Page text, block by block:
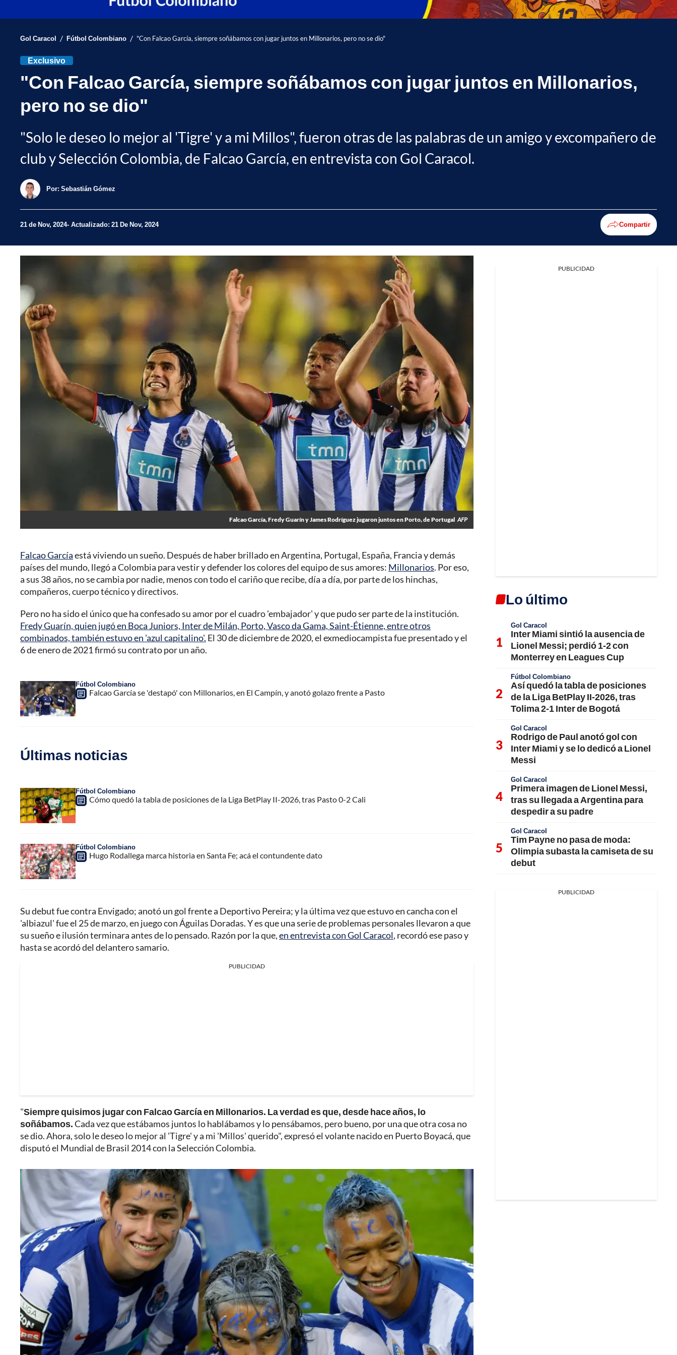
Gol Caracol / Fútbol Colombiano / "Con Falcao García, siempre soñábamos con jugar juntos en Millonarios, pero no se dio"
Exclusivo
"Con Falcao García, siempre soñábamos con jugar juntos en Millonarios,
pero no se dio"
"Solo le deseo lo mejor al 'Tigre' y a mi Millos", fueron otras de las palabras de un amigo y excompañero de
club y Selección Colombia, de Falcao García, en entrevista con Gol Caracol.
Por: Sebastián Gómez
21 de Nov, 2024 Actualizado: 21 De Nov, 2024 Compartir
Falcao García, Fredy Guarín y James Rodríguez jugaron juntos en Porto, de Portugal AFP
Falcao Garcíaestá viviendo un sueño. Después de haber brillado en Argentina, Portugal, España, Francia y demás
países del mundo, llegó a Colombia para vestir y defender los colores del equipo de sus amores: Millonarios. Por eso,
a sus 38 años, no se cambia por nadie, menos con todo el cariño que recibe, día a día, por parte de los hinchas,
compañeros, cuerpo técnico y directivos.
Pero no ha sido el único que ha confesado su amor por el cuadro 'embajador' y que pudo ser parte de la institución.
Fredy Guarín, quien jugó en Boca Juniors, Inter de Milán, Porto, Vasco da Gama, Saint-Étienne, entre otros
combinados, también estuvo en 'azul capitalino'. El 30 de diciembre de 2020, el exmediocampista fue presentado y el
6 de enero de 2021 firmó su contrato por un año.
Fútbol Colombiano
Falcao García se 'destapó' con Millonarios, en El Campín, y anotó golazo frente a Pasto
Últimas noticias
Fútbol Colombiano
Cómo quedó la tabla de posiciones de la Liga BetPlay II-2026, tras Pasto 0-2 Cali
Fútbol Colombiano
Hugo Rodallega marca historia en Santa Fe; acá el contundente dato
Su debut fue contra Envigado; anotó un gol frente a Deportivo Pereira; y la última vez que estuvo en cancha con el
'albiazul' fue el 25 de marzo, en juego con Águilas Doradas. Y es que una serie de problemas personales llevaron a que
su sueño e ilusión terminara antes de lo pensado. Razón por la que,en entrevista con Gol Caracol, recordó ese paso y
hasta se acordó del delantero samario.
PUBLICIDAD
"Siempre quisimos jugar con Falcao García en Millonarios. La verdad es que, desde hace años, lo
soñábamos.Cada vez que estábamos juntos lo hablábamos y lo pensábamos, pero bueno, por una que otra cosa no
se dio. Ahora, solo le deseo lo mejor al 'Tigre' y a mi 'Millos' querido", expresó el volante nacido en Puerto Boyacá, que
disputó el Mundial de Brasil 2014 con la Selección Colombia.
PUBLICIDAD
Lo último
Gol Caracol
Inter Miami sintió la ausencia de
Lionel Messi; perdió 1-2 con
Monterrey en Leagues Cup
Fútbol Colombiano
Así quedó la tabla de posiciones
de la Liga BetPlay II-2026, tras
Tolima 2-1 Inter de Bogotá
Gol Caracol
Rodrigo de Paul anotó gol con
Inter Miami y se lo dedicó a Lionel
Messi
Gol Caracol
Primera imagen de Lionel Messi,
tras su llegada a Argentina para
despedir a su padre
Gol Caracol
Tim Payne no pasa de moda:
Olimpia subasta la camiseta de su
debut
PUBLICIDAD